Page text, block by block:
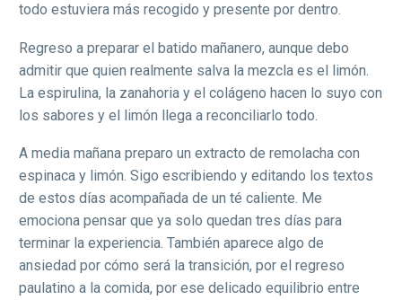
todo estuviera más recogido y presente por dentro.
Regreso a preparar el batido mañanero, aunque debo
admitir que quien realmente salva la mezcla es el limón.
La espirulina, la zanahoria y el colágeno hacen lo suyo con
los sabores y el limón llega a reconciliarlo todo.
A media mañana preparo un extracto de remolacha con
espinaca y limón. Sigo escribiendo y editando los textos
de estos días acompañada de un té caliente. Me
emociona pensar que ya solo quedan tres días para
terminar la experiencia. También aparece algo de
ansiedad por cómo será la transición, por el regreso
paulatino a la comida, por ese delicado equilibrio entre